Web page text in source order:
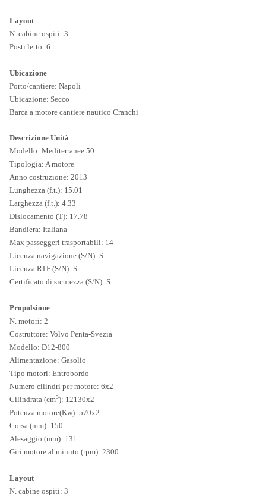
Layout
N. cabine ospiti: 3
Posti letto: 6
Ubicazione
Porto/cantiere: Napoli
Ubicazione: Secco
Barca a motore cantiere nautico Cranchi
Descrizione Unità
Modello: Mediterranee 50
Tipologia: A motore
Anno costruzione: 2013
Lunghezza (f.t.): 15.01
Larghezza (f.t.): 4.33
Dislocamento (T): 17.78
Bandiera: Italiana
Max passeggeri trasportabili: 14
Licenza navigazione (S/N): S
Licenza RTF (S/N): S
Certificato di sicurezza (S/N): S
Propulsione
N. motori: 2
Costruttore: Volvo Penta-Svezia
Modello: D12-800
Alimentazione: Gasolio
Tipo motori: Entrobordo
Numero cilindri per motore: 6x2
Cilindrata (cm3): 12130x2
Potenza motore(Kw): 570x2
Corsa (mm): 150
Alesaggio (mm): 131
Giri motore al minuto (rpm): 2300
Layout
N. cabine ospiti: 3